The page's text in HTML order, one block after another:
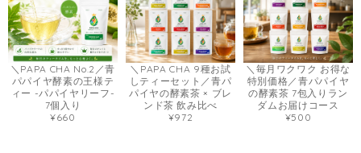
＼PAPA CHA No.2／青
パパイヤ酵素の王様テ
ィー -パパイヤリーフ-
7個入り
¥660
＼PAPA CHA 9種お試
しティーセット／青パ
パイヤの酵素茶 × ブレ
ンド茶 飲み比べ
¥972
＼毎月ワクワク お得な
特別価格／青パパイヤ
の酵素茶 7包入りラン
ダムお届けコース
¥500